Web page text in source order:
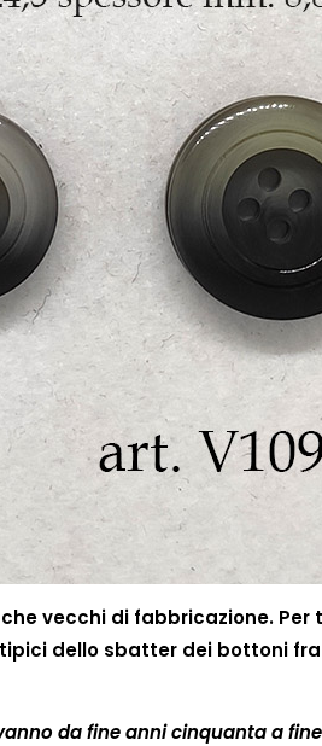
vecchi di fabbricazione.
dello sbatter dei bottoni
da fine anni cinquanta a